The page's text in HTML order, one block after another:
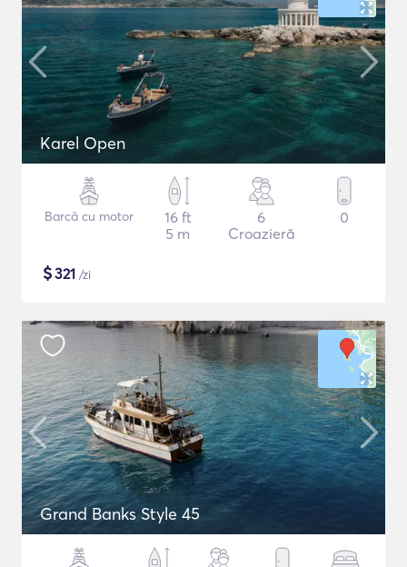
Karel Open
Barcă cu motor
16 ft
5 m
6
Croazieră
0
$321 /zi
Grand Banks Style 45